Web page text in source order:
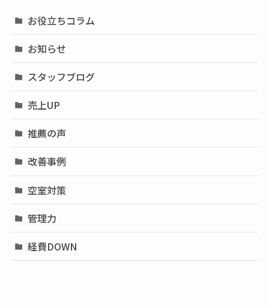
お役立ちコラム
お知らせ
スタッフブログ
売上UP
推薦の声
改善事例
空室対策
管理力
経費DOWN